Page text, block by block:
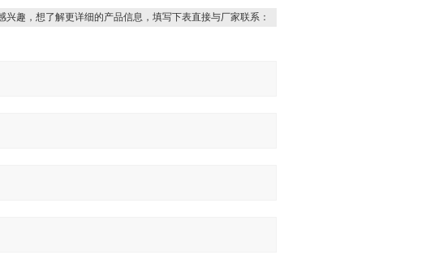
兴趣，想了解更详细的产品信息，填写下表直接与厂家联系：